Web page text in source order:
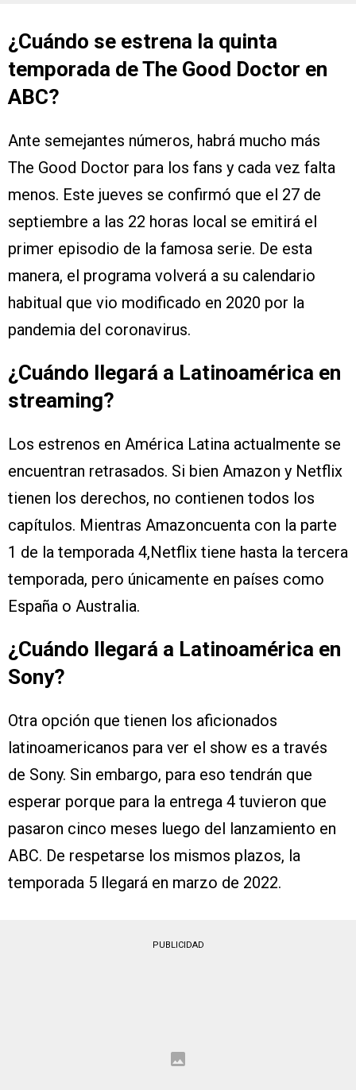
¿Cuándo se estrena la quinta
temporada de The Good Doctor en
ABC?
Ante semejantes números, habrá mucho más
The Good Doctor para los fans y cada vez falta
menos. Este jueves se confirmó que el 27 de
septiembre a las 22 horas local se emitirá el
primer episodio de la famosa serie. De esta
manera, el programa volverá a su calendario
habitual que vio modificado en 2020 por la
pandemia del coronavirus.
¿Cuándo llegará a Latinoamérica en
streaming?
Los estrenos en América Latina actualmente se
encuentran retrasados. Si bien Amazon y Netflix
tienen los derechos, no contienen todos los
capítulos. Mientras Amazoncuenta con la parte
1 de la temporada 4,Netflix tiene hasta la tercera
temporada, pero únicamente en países como
España o Australia.
¿Cuándo llegará a Latinoamérica en
Sony?
Otra opción que tienen los aficionados
latinoamericanos para ver el show es a través
de Sony. Sin embargo, para eso tendrán que
esperar porque para la entrega 4 tuvieron que
pasaron cinco meses luego del lanzamiento en
ABC. De respetarse los mismos plazos, la
temporada 5 llegará en marzo de 2022.
PUBLICIDAD